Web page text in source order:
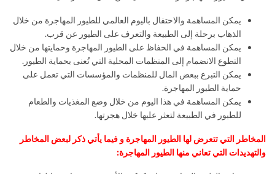
يمكن المساهمة والاحتفال باليوم العالمي للطيور المهاجرة من خلال
الذهاب برحلة إلى الطبيعة والتعرف على الطيور عن قرب.
يمكن المساهمة في الحفاظ على الطيور المهاجرة وحمايتها من خلال
التطوع الانضمام إلى المنظمات المحلية التي تُعنى بحماية الطيور.
يمكن التبرع ببعض المال للمنظمات والمؤسسات التي تعمل على
حماية الطيور المهاجرة.
يمكن المساهمة في هذا اليوم من خلال وضع المغذيات والطعام
للطيور في الطبيعة لتعثر عليها خلال هجرتها.
المخاطر التي تتعرض لها الطيور المهاجرة و فيما يأتي ذكر لبعض المخاطر
والتهديدات التي تعاني منها الطيور المهاجرة: